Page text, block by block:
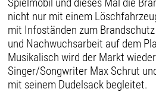
nicht nur mit einem
mit Infoständen zum
und Nachwuchsarbeit auf dem
Musikalisch wird der Markt
Singer/Songwriter Max Schrut
mit seinem Dudelsack begleitet.